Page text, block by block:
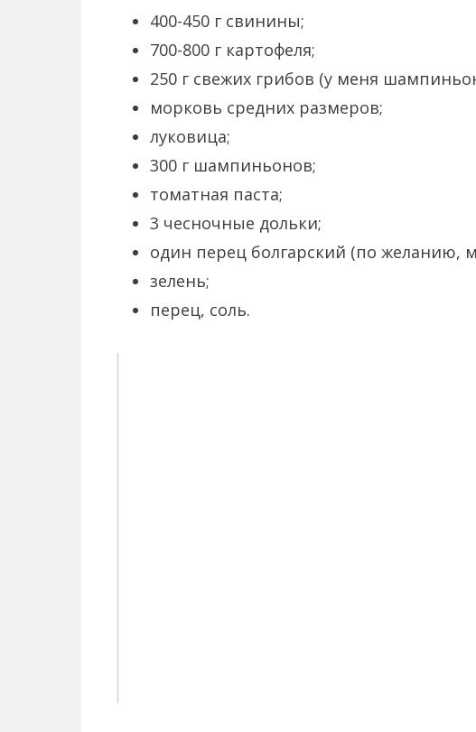
400-450 г свинины;
700-800 г картофеля;
250 г свежих грибов (у меня
морковь средних размеров;
луковица;
300 г шампиньонов;
томатная паста;
3 чесночные дольки;
один перец болгарский (по желанию,
зелень;
перец, соль.